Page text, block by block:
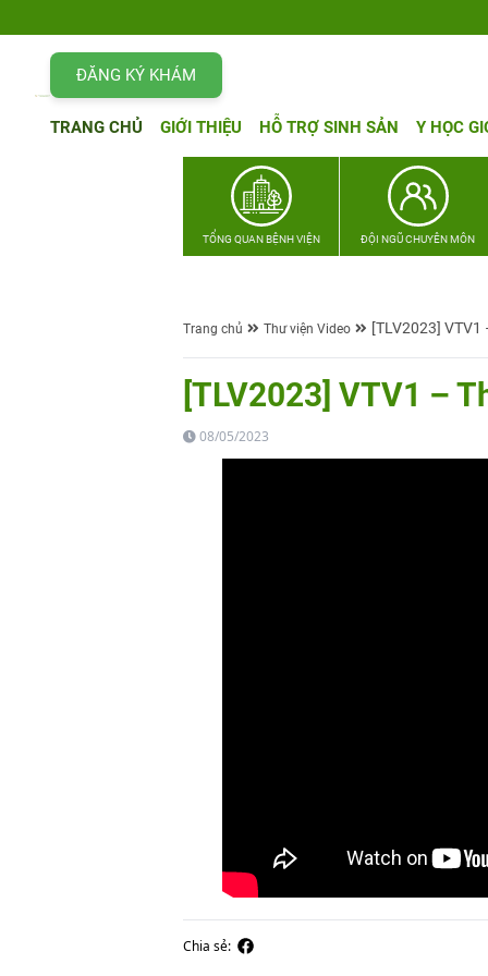
ĐĂNG KÝ KHÁM
TRANG CHỦ GIỚI THIỆU HỖ TRỢ SINH SẢN Y HỌC
TỔNG QUAN BỆNH VIỆN ĐỘI NGŨ CHUYÊN MÔN
Trang chủ Thư viện Video [TLV2023]
[TLV2023] VTV1 –
08/05/2023
Chia sẻ: